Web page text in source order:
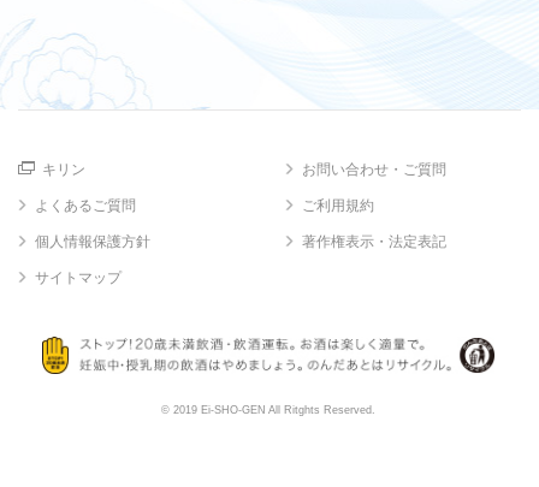
キリン お問い合わせ・ご質問
よくあるご質問 ご利用規約
個人情報保護方針 著作権表示・法定表記
サイトマップ
© 2019 Ei-SHO-GEN All Ritghts Reserved.